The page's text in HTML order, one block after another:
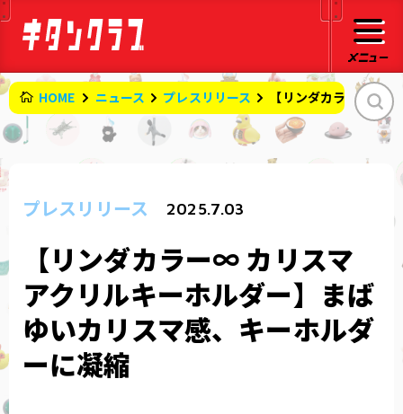
HOME ニュース プレスリリース 【リンダカラー∞ カ
プレスリリース 2025.7.03
【リンダカラー∞ カリスマ
アクリルキーホルダー】まば
ゆいカリスマ感、キーホルダ
ーに凝縮